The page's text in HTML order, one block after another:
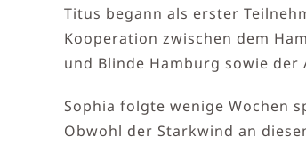
Titus begann als erster
Kooperation zwischen dem
und Blinde Hamburg sowie
Sophia folgte wenige Wochen
Obwohl der Starkwind an